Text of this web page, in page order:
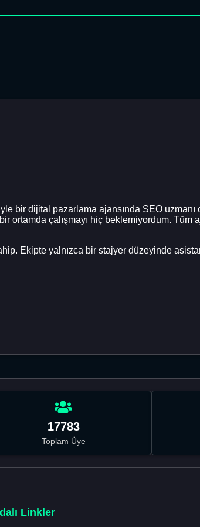
bir dijital pazarlama ajansında SEO uzmanı
ortamda çalışmayı hiç beklemiyordum. Tüm
Ekipte yalnızca bir stajyer düzeyinde
17783
Toplam Üye
Linkler